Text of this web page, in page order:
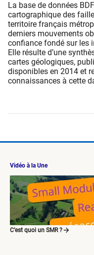
La base de données
cartographique des
territoire français
derniers mouvements
confiance fondé sur les
Elle résulte d’une
cartes géologiques,
disponibles en 2014 et
connaissances à cette
Vidéo à la Une
C’est quoi un SMR ?